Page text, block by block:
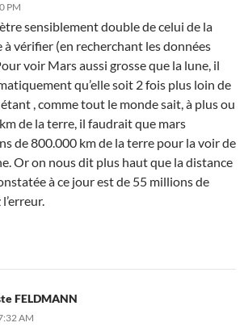
PM
sensiblement double de celui de la
à vérifier (en recherchant les données
voir Mars aussi grosse que la lune, il
qu’elle soit 2 fois plus loin de
, comme tout le monde sait, à plus ou
de la terre, il faudrait que mars
de 800.000 km de la terre pour la voir de
Or on nous dit plus haut que la distance
à ce jour est de 55 millions de
FELDMANN
AM